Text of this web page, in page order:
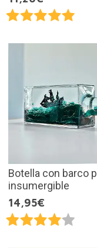
Botella con barco
insumergible
14,95€